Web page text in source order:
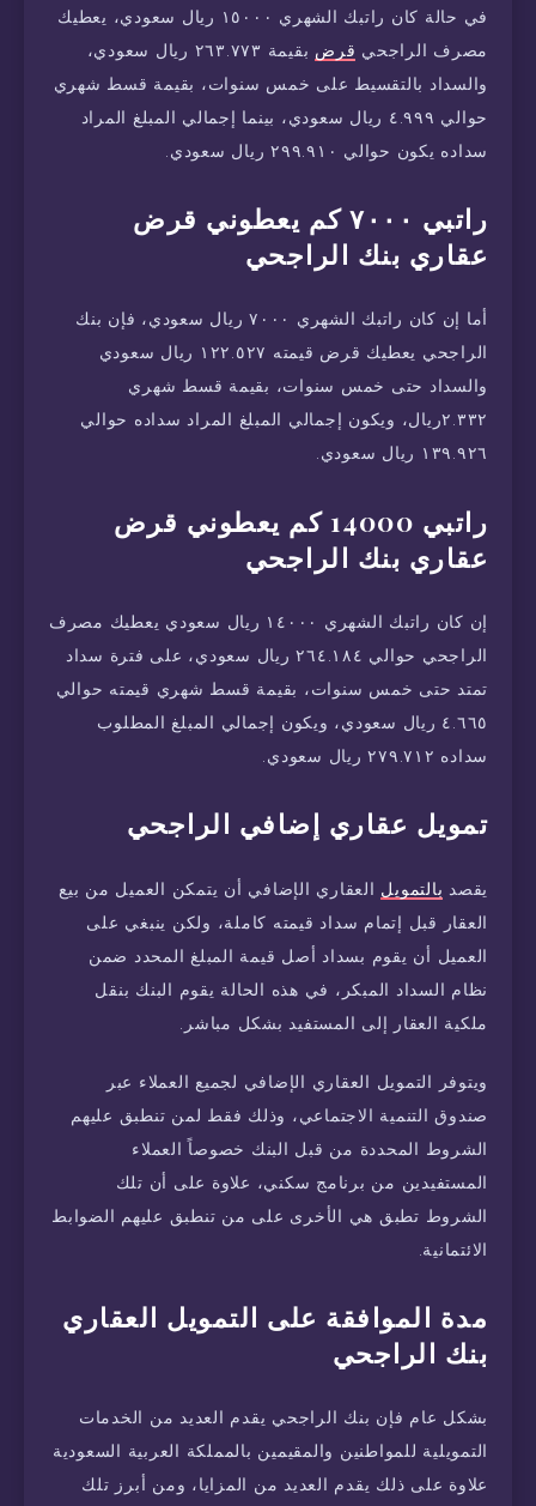
في حالة كان راتبك الشهري ١٥٠٠٠ ريال سعودي، يعطيك
مصرف الراجحي قرض
بقيمة ٢٦٣.٧٧٣ ريال سعودي،
والسداد بالتقسيط على خمس سنوات، بقيمة قسط شهري
حوالي ٤.٩٩٩ ريال سعودي، بينما إجمالي المبلغ المراد
سداده يكون حوالي ٢٩٩.٩١٠ ريال سعودي.
راتبي ٧٠٠٠ كم يعطوني قرض
عقاري بنك الراجحي
أما إن كان راتبك الشهري ٧٠٠٠ ريال سعودي، فإن بنك
الراجحي يعطيك قرض قيمته ١٢٢.٥٢٧ ريال سعودي
والسداد حتى خمس سنوات، بقيمة قسط شهري
٢.٣٣٢ريال، ويكون إجمالي المبلغ المراد سداده حوالي
١٣٩.٩٢٦ ريال سعودي.
راتبي 14000 كم يعطوني قرض
عقاري بنك الراجحي
إن كان راتبك الشهري ١٤٠٠٠ ريال سعودي يعطيك مصرف
الراجحي حوالي ٢٦٤.١٨٤ ريال سعودي، على فترة سداد
تمتد حتى خمس سنوات، بقيمة قسط شهري قيمته حوالي
٤.٦٦٥ ريال سعودي، ويكون إجمالي المبلغ المطلوب
سداده ٢٧٩.٧١٢ ريال سعودي.
تمويل عقاري إضافي الراجحي
يقصد بالتمويل العقاري الإضافي أن يتمكن العميل من بيع
العقار قبل إتمام سداد قيمته كاملة، ولكن ينبغي على
العميل أن يقوم بسداد أصل قيمة المبلغ المحدد ضمن
نظام السداد المبكر، في هذه الحالة يقوم البنك بنقل
ملكية العقار إلى المستفيد بشكل مباشر.
ويتوفر التمويل العقاري الإضافي لجميع العملاء عبر
صندوق التنمية الاجتماعي، وذلك فقط لمن تنطبق عليهم
الشروط المحددة من قبل البنك خصوصاً العملاء
المستفيدين من برنامج سكني، علاوة على أن تلك
الشروط تطبق هي الأخرى على من تنطبق عليهم الضوابط
الائتمانية.
مدة الموافقة على التمويل العقاري
بنك الراجحي
بشكل عام فإن بنك الراجحي يقدم العديد من الخدمات
التمويلية للمواطنين والمقيمين بالمملكة العربية السعودية
علاوة على ذلك يقدم العديد من المزايا، ومن أبرز تلك